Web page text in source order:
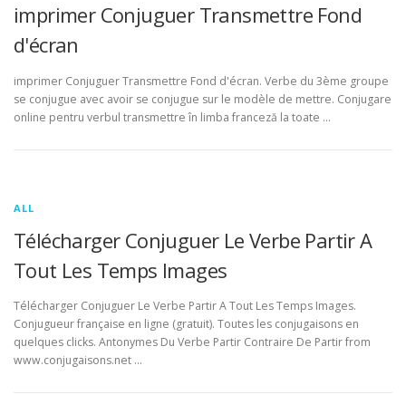
imprimer Conjuguer Transmettre Fond
d'écran
imprimer Conjuguer Transmettre Fond d'écran. Verbe du 3ème groupe
se conjugue avec avoir se conjugue sur le modèle de mettre. Conjugare
online pentru verbul transmettre în limba franceză la toate …
ALL
Télécharger Conjuguer Le Verbe Partir A
Tout Les Temps Images
Télécharger Conjuguer Le Verbe Partir A Tout Les Temps Images.
Conjugueur française en ligne (gratuit). Toutes les conjugaisons en
quelques clicks. Antonymes Du Verbe Partir Contraire De Partir from
www.conjugaisons.net …